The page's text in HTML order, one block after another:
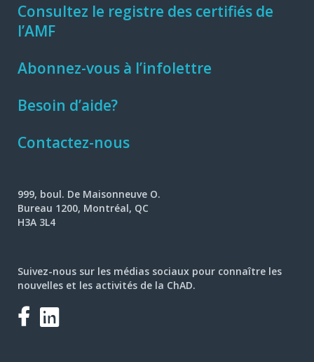
Consultez le registre des certifiés de
l’AMF
Abonnez-vous à l’infolettre
Besoin d’aide?
Contactez-nous
999, boul. De Maisonneuve O.
Bureau 1200, Montréal, QC
H3A 3L4
Suivez-nous sur les médias sociaux pour connaître les
nouvelles et les activités de la ChAD.
Facebook
LinkedIn